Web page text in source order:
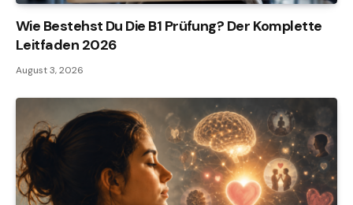
Wie Bestehst Du Die B1 Prüfung? Der Komplette
Leitfaden 2026
August 3, 2026